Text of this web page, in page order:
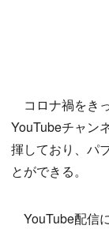
コロナ禍をき
YouTubeチャン
揮しており、パ
とができる。
YouTube配信